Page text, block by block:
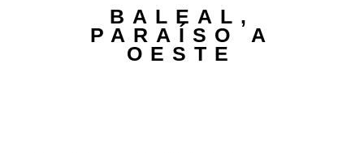
BALEAL,
PARAÍSO A
OESTE